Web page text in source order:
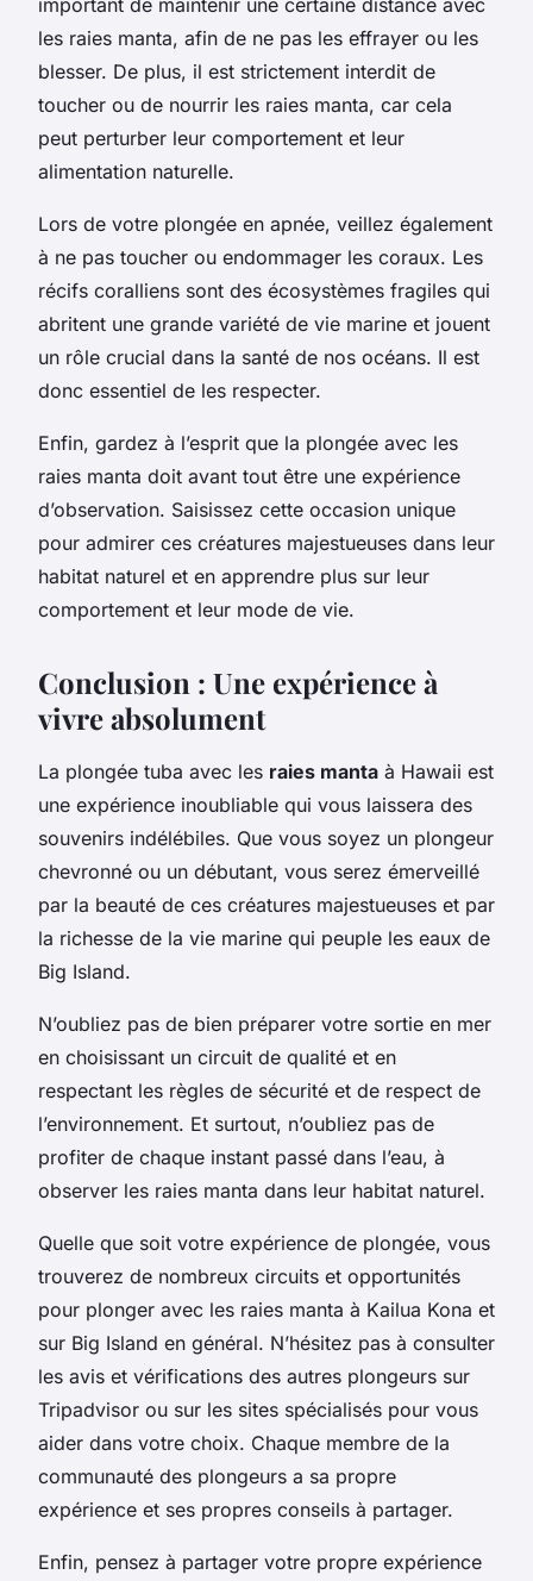
les raies manta, afin de ne pas les effrayer ou les
blesser. De plus, il est strictement interdit de
toucher ou de nourrir les raies manta, car cela
peut perturber leur comportement et leur
alimentation naturelle.
Lors de votre plongée en apnée, veillez également
à ne pas toucher ou endommager les coraux. Les
récifs coralliens sont des écosystèmes fragiles qui
abritent une grande variété de vie marine et jouent
un rôle crucial dans la santé de nos océans. Il est
donc essentiel de les respecter.
Enfin, gardez à l’esprit que la plongée avec les
raies manta doit avant tout être une expérience
d’observation. Saisissez cette occasion unique
pour admirer ces créatures majestueuses dans leur
habitat naturel et en apprendre plus sur leur
comportement et leur mode de vie.
Conclusion : Une expérience à
vivre absolument
La plongée tuba avec les raies manta à Hawaii est
une expérience inoubliable qui vous laissera des
souvenirs indélébiles. Que vous soyez un plongeur
chevronné ou un débutant, vous serez émerveillé
par la beauté de ces créatures majestueuses et par
la richesse de la vie marine qui peuple les eaux de
Big Island.
N’oubliez pas de bien préparer votre sortie en mer
en choisissant un circuit de qualité et en
respectant les règles de sécurité et de respect de
l’environnement. Et surtout, n’oubliez pas de
profiter de chaque instant passé dans l’eau, à
observer les raies manta dans leur habitat naturel.
Quelle que soit votre expérience de plongée, vous
trouverez de nombreux circuits et opportunités
pour plonger avec les raies manta à Kailua Kona et
sur Big Island en général. N’hésitez pas à consulter
les avis et vérifications des autres plongeurs sur
Tripadvisor ou sur les sites spécialisés pour vous
aider dans votre choix. Chaque membre de la
communauté des plongeurs a sa propre
expérience et ses propres conseils à partager.
Enfin, pensez à partager votre propre expérience